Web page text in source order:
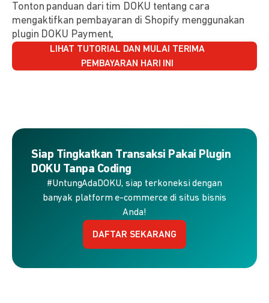
Tonton panduan dari tim DOKU tentang cara
mengaktifkan pembayaran di Shopify menggunakan
plugin DOKU Payment,
LIHAT TUTORIAL DAN MULAI TERIMA
PEMBAYARAN HARI INI
Siap Tingkatkan Transaksi Pakai Plugin
DOKU Tanpa Coding
#UntungAdaDOKU, siap terkoneksi dengan
banyak platform e-commerce di situs bisnis
Anda!
DAFTAR SEKARANG